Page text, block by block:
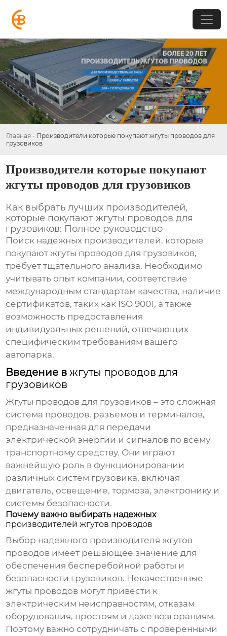
Главная - Производители которые покупают жгуты проводов для
грузовиков
Производители которые покупают
жгуты проводов для грузовиков
Как выбрать лучших производителей,
которые покупают жгуты проводов для
грузовиков: Полное руководство
Поиск надежных производителей, которые
покупают жгуты проводов для грузовиков,
требует тщательного анализа. Необходимо
учитывать опыт компании, соответствие
международным стандартам качества, наличие
сертификатов, таких как ISO 9001, а также
возможность предоставления
индивидуальных решений, отвечающих
специфическим требованиям вашего
автопарка.
Введение вжгуты проводов для
грузовиков
Жгуты проводов для грузовиков – это сложная
система проводов, разъемов и терминалов,
предназначенная для передачи
электрической энергии и сигналов по всему
транспортному средству. Они играют
важнейшую роль в функционировании
различных систем грузовика, включая
двигатель, освещение, тормоза, электронику и
системы безопасности.
Почему важно выбирать надежных
производителей жгутов проводов
Выбор надежного производителя жгутов
проводов имеет решающее значение для
обеспечения бесперебойной работы и
безопасности грузовиков. Некачественные
жгуты проводов могут привести к
электрическим неисправностям, отказам
оборудования, простоям и даже возгораниям.
Поэтому важно сотрудничать с проверенными